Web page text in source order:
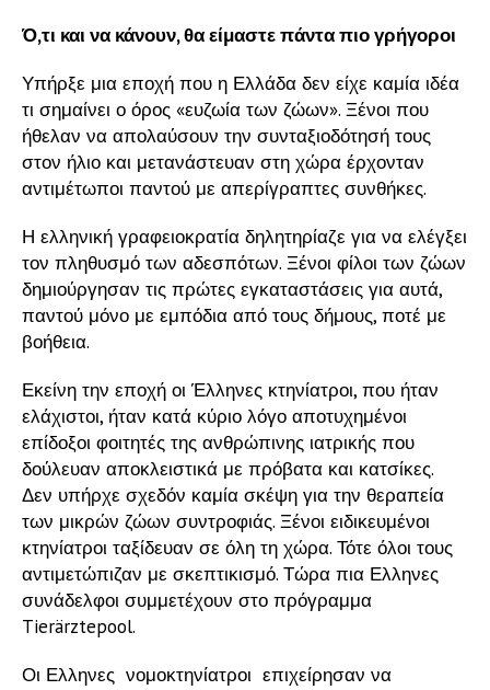
Ό,τι και να κάνουν, θα είμαστε πάντα πιο γρήγοροι
Υπήρξε μια εποχή που η Ελλάδα δεν είχε καμία ιδέα
τι σημαίνει ο όρος «ευζωία των ζώων». Ξένοι που
ήθελαν να απολαύσουν την συνταξιοδότησή τους
στον ήλιο και μετανάστευαν στη χώρα έρχονταν
αντιμέτωποι παντού με απερίγραπτες συνθήκες.
Η ελληνική γραφειοκρατία δηλητηρίαζε για να ελέγξει
τον πληθυσμό των αδεσπότων. Ξένοι φίλοι των ζώων
δημιούργησαν τις πρώτες εγκαταστάσεις για αυτά,
παντού μόνο με εμπόδια από τους δήμους, ποτέ με
βοήθεια.
Εκείνη την εποχή οι Έλληνες κτηνίατροι, που ήταν
ελάχιστοι, ήταν κατά κύριο λόγο αποτυχημένοι
επίδοξοι φοιτητές της ανθρώπινης ιατρικής που
δούλευαν αποκλειστικά με πρόβατα και κατσίκες.
Δεν υπήρχε σχεδόν καμία σκέψη για την θεραπεία
των μικρών ζώων συντροφιάς. Ξένοι ειδικευμένοι
κτηνίατροι ταξίδευαν σε όλη τη χώρα. Τότε όλοι τους
αντιμετώπιζαν με σκεπτικισμό. Τώρα πια Ελληνες
συνάδελφοι συμμετέχουν στο πρόγραμμα
Tierärztepool.
Οι Ελληνες νομοκτηνίατροι επιχείρησαν να